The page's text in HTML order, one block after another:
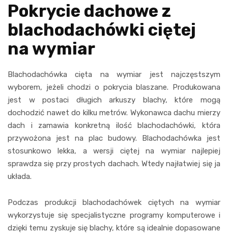
Pokrycie dachowe z
blachodachówki ciętej
na wymiar
Blachodachówka cięta na wymiar jest najczęstszym
wyborem, jeżeli chodzi o pokrycia blaszane. Produkowana
jest w postaci długich arkuszy blachy, które mogą
dochodzić nawet do kilku metrów. Wykonawca dachu mierzy
dach i zamawia konkretną ilość blachodachówki, która
przywożona jest na plac budowy. Blachodachówka jest
stosunkowo lekka, a wersji ciętej na wymiar najlepiej
sprawdza się przy prostych dachach. Wtedy najłatwiej się ja
układa.
Podczas produkcji blachodachówek ciętych na wymiar
wykorzystuje się specjalistyczne programy komputerowe i
dzięki temu zyskuje się blachy, które są idealnie dopasowane